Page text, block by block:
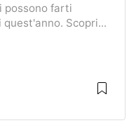
possono farti
Scopri...